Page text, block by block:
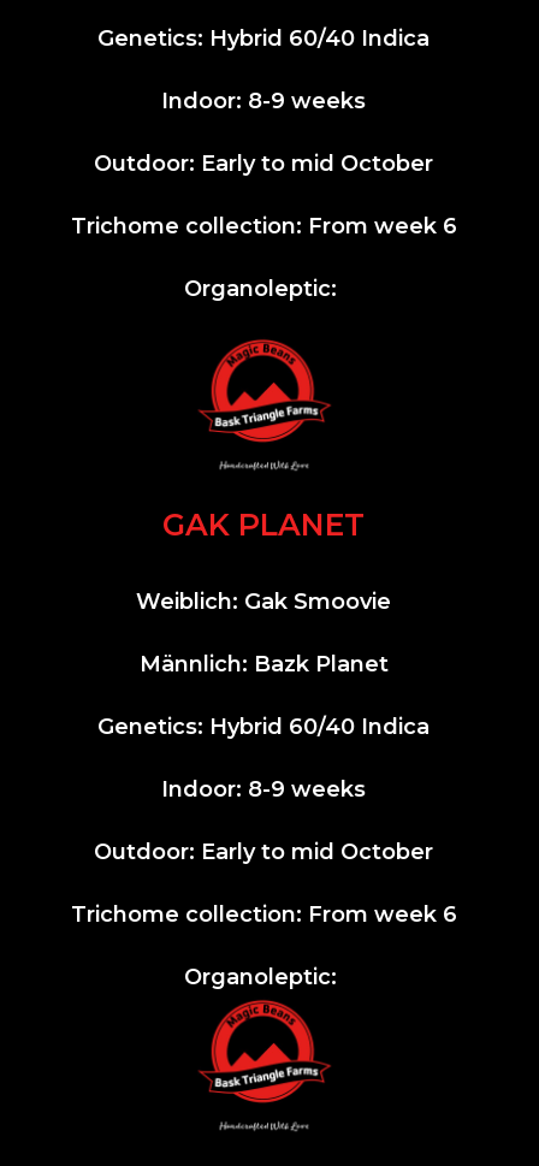
Genetics: Hybrid 60/40 Indica
Indoor: 8-9 weeks
Outdoor: Early to mid October
Trichome collection: From week 6
Organoleptic:
GAK PLANET
Weiblich: Gak Smoovie
Männlich: Bazk Planet
Genetics: Hybrid 60/40 Indica
Indoor: 8-9 weeks
Outdoor: Early to mid October
Trichome collection: From week 6
Organoleptic: